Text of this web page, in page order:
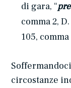
di gara, “
comma 2,
105,
circostanze